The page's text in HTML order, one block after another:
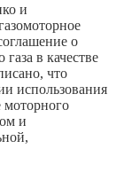
и
о
в качестве
что
использования
моторного
и